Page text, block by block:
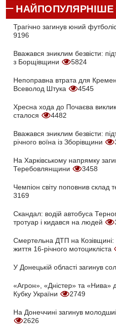
НАЙПОПУЛЯРНІШЕ
Трагічно загинув юний
9196
Вважався зниклим безвісти:
з Борщівщини
5824
Непоправна втрата для
Всеволод Штука
4545
Хресна хода до Почаєва
сталося
4482
Вважався зниклим безвісти:
річного воїна із Зборівщини
На Харківському напрямку
Теребовлянщини
3458
Чемпіон світу поповнив склад
3169
Скандал: водій автобуса
тротуар і кидався на людей
Смертельна ДТП на Козівщині:
життя 16-річного мотоцикліста
У Донецькій області загинув
«Агрон», «Дністер» та «Нива»
Кубку України
2749
На Донеччині загинув
2626